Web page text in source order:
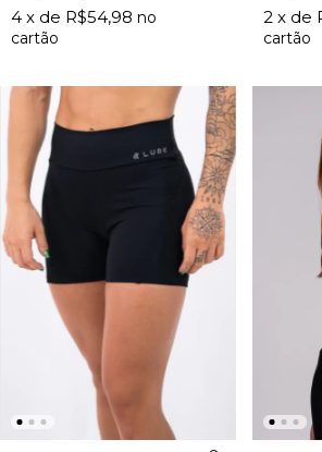
4 x de R$54,98 2 x de